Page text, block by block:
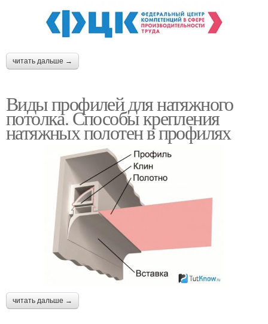
читать дальше →
Виды профилей для натяжного
потолка. Способы крепления
натяжных полотен в профилях
читать дальше →